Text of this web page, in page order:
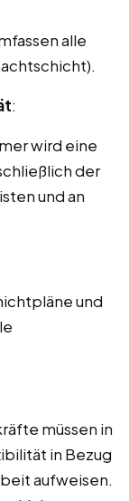
alle
:
wird eine
der
und an
und
müssen in
in Bezug
aufweisen.